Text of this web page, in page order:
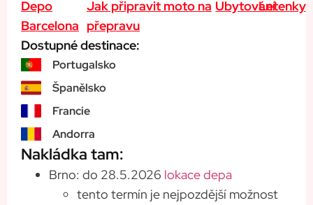
Depo
Barcelona
Jak připravit moto na
přepravu
UbytováníLetenky
Dostupné destinace:
Portugalsko
Španělsko
Francie
Andorra
Nakládka tam:
Brno: do 28.5.2026 lokace depa
tento termín je nejpozdější možnost